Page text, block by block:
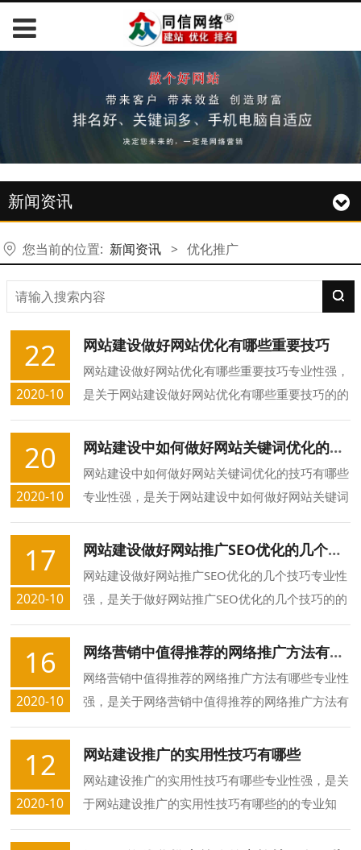
新闻资讯
您当前的位置: 新闻资讯 > 优化推广
22
2020-10
网站建设做好网站优化有哪些重要技巧
网站建设做好网站优化有哪些重要技巧专业性强，
是关于网站建设做好网站优化有哪些重要技巧的的
专业知识，众合长春网站制作公司介绍您网站建设
做好网站优化有哪些重要技巧的方面的知识.
20
2020-10
网站建设中如何做好网站关键词优化的技巧有哪些
网站建设中如何做好网站关键词优化的技巧有哪些
专业性强，是关于网站建设中如何做好网站关键词
优化的技巧有哪些的的专业知识，众合长春网站制
作公司介绍您网站建设中如何做好网站关键词优化
的技巧有哪些的方面的知识.
17
2020-10
网站建设做好网站推广SEO优化的几个技巧
网站建设做好网站推广SEO优化的几个技巧专业性
强，是关于做好网站推广SEO优化的几个技巧的的
专业知识，众合长春网站制作公司介绍您做好网站
推广SEO优化的几个技巧的方面的知识.
16
2020-10
网络营销中值得推荐的网络推广方法有哪些
网络营销中值得推荐的网络推广方法有哪些专业性
强，是关于网络营销中值得推荐的网络推广方法有
哪些的的专业知识，众合长春网站制作公司介绍您
网络营销中值得推荐的网络推广方法有哪些的方面
的知识.
12
2020-10
网站建设推广的实用性技巧有哪些
网站建设推广的实用性技巧有哪些专业性强，是关
于网站建设推广的实用性技巧有哪些的的专业知
识，众合长春网站制作公司介绍您网站建设推广的